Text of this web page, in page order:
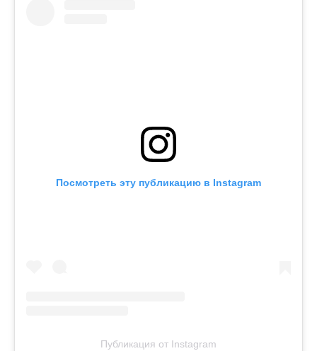
Посмотреть эту публикацию в Instagram
Публикация от Instagram